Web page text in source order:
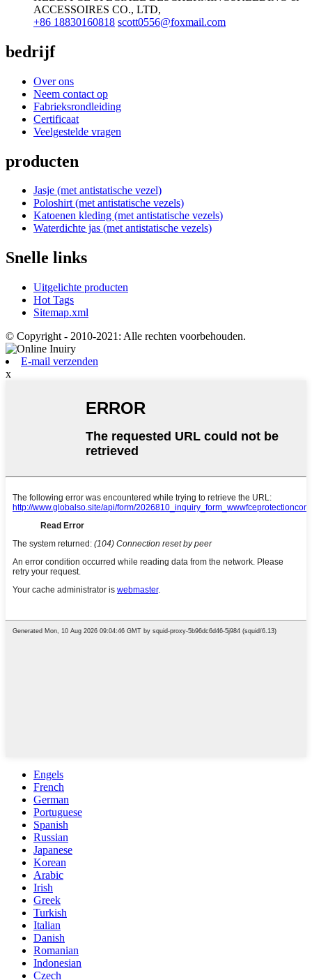
ACCESSOIRES CO., LTD,
+86 18830160818 scott0556@foxmail.com
bedrijf
Over ons
Neem contact op
Fabrieksrondleiding
Certificaat
Veelgestelde vragen
producten
Jasje (met antistatische vezel)
Poloshirt (met antistatische vezels)
Katoenen kleding (met antistatische vezels)
Waterdichte jas (met antistatische vezels)
Snelle links
Uitgelichte producten
Hot Tags
Sitemap.xml
© Copyright - 2010-2021: Alle rechten voorbehouden.
E-mail verzenden
x
Engels
French
German
Portuguese
Spanish
Russian
Japanese
Korean
Arabic
Irish
Greek
Turkish
Italian
Danish
Romanian
Indonesian
Czech